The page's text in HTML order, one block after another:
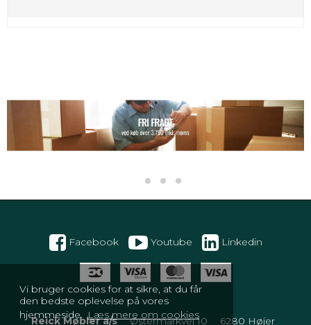
Vi bruger cookies for at sikre, at du får
den bedste oplevelse på vores
hjemmeside. Læs mere om cookies
Facebook Youtube Linkedin
Reick Møbler a/s Østermarkvej 10 6280 Højer